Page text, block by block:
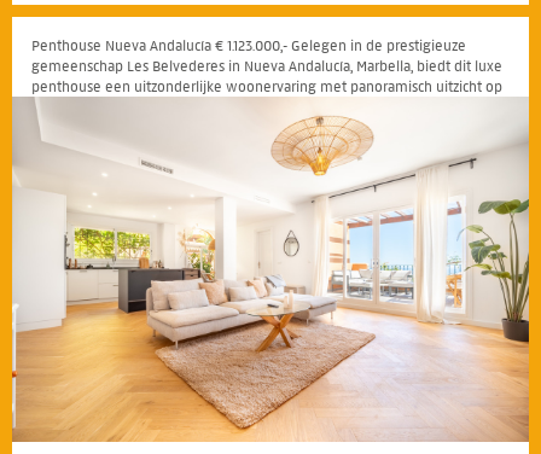
Penthouse Nueva Andalucía € 1.123.000,- Gelegen in de prestigieuze
gemeenschap Les Belvederes in Nueva Andalucía, Marbella, biedt dit luxe
penthouse een uitzonderlijke woonervaring met panoramisch uitzicht op
zee en de bergen.